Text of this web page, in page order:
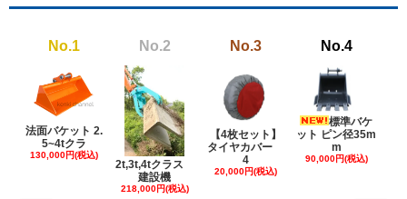
No.1
法面バケット 2.
5~4tクラ
130,000円(税込)
No.2
2t,3t,4tクラス
建設機
218,000円(税込)
No.3
【4枚セット】
タイヤカバー
4
20,000円(税込)
No.4
標準バケ
ット ピン径35m
m
90,000円(税込)